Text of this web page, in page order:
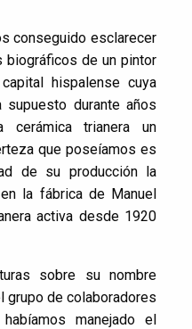
conseguido esclarecer
biográficos de un pintor
hispalense cuya
supuesto durante años
trianera un
que poseíamos es
de su producción la
la fábrica de Manuel
activa desde 1920
sobre su nombre
grupo de colaboradores
manejado el